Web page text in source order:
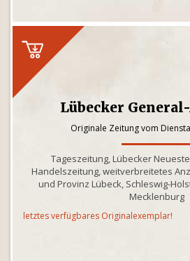
Lübecker
Originale Zeitung vom
Tageszeitung, Lübecker
Handelszeitung, weitverbreitetes
und Provinz Lübeck, Schleswig-
Mecklenburg
letztes verfügbares Originalexemplar!